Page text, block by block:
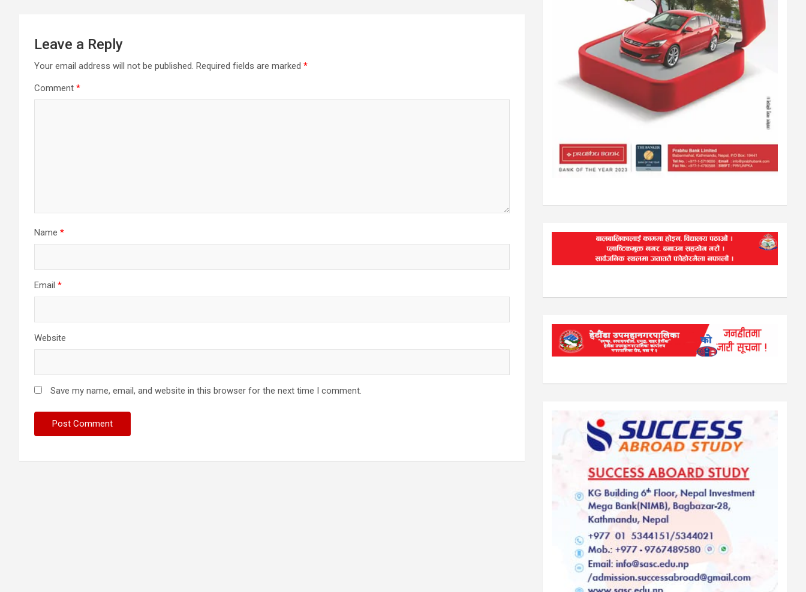
Leave a Reply
Your email address will not be published. Required fields are marked *
Comment *
Name *
Email *
Website
Save my name, email, and website in this browser for the next time I comment.